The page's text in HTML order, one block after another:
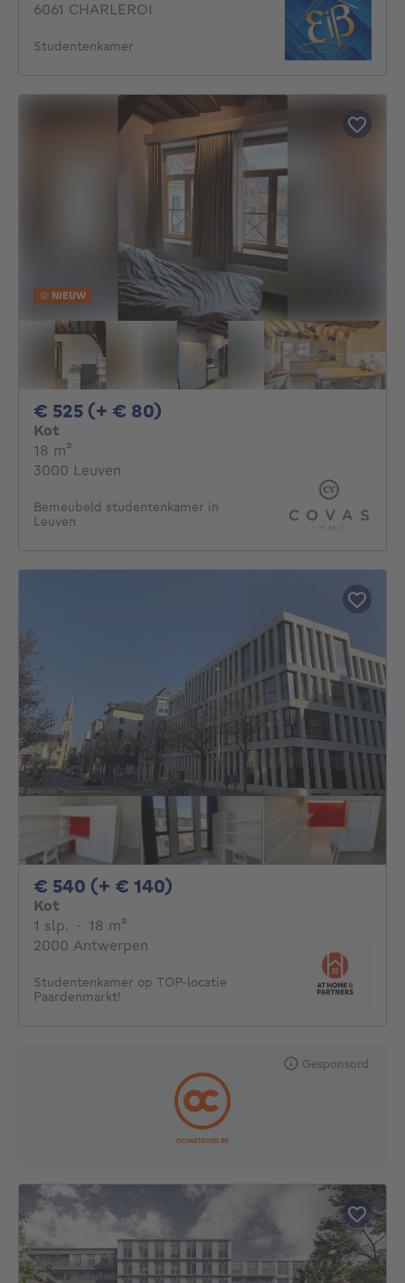
6061 CHARLEROI
Studentenkamer
NIEUW
€ 525 (+ € 80)
Kot
18 m²
3000 Leuven
Bemeubeld studentenkamer in
Leuven
€ 540 (+ € 140)
Kot
1 slp. 1 slaapkamer
· 18 m²
2000 Antwerpen
Studentenkamer op TOP-locatie
Paardenmarkt!
Gesponsord